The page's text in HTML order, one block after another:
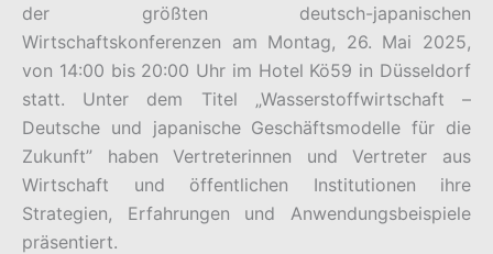
der größten deutsch-japanischen
Wirtschaftskonferenzen am Montag, 26. Mai 2025,
von 14:00 bis 20:00 Uhr im Hotel Kö59 in Düsseldorf
statt. Unter dem Titel „Wasserstoffwirtschaft –
Deutsche und japanische Geschäftsmodelle für die
Zukunft” haben Vertreterinnen und Vertreter aus
Wirtschaft und öffentlichen Institutionen ihre
Strategien, Erfahrungen und Anwendungsbeispiele
präsentiert.